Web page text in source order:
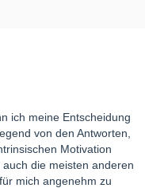
ich meine Entscheidung
von den Antworten,
Motivation
die meisten anderen
mich angenehm zu